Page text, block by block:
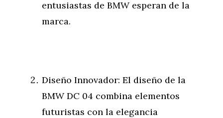
entusiastas de BMW esperan de la
marca.
Diseño Innovador: El diseño de la
BMW DC 04 combina elementos
futuristas con la elegancia